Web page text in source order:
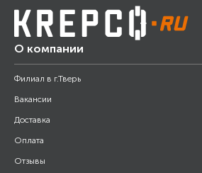
О компании
Филиал в г.Тверь
Вакансии
Доставка
Оплата
Отзывы